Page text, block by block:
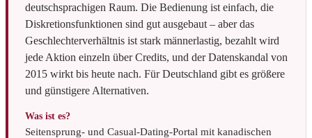
deutschsprachigen Raum. Die Bedienung ist einfach, die
Diskretionsfunktionen sind gut ausgebaut – aber das
Geschlechterverhältnis ist stark männerlastig, bezahlt wird
jede Aktion einzeln über Credits, und der Datenskandal von
2015 wirkt bis heute nach. Für Deutschland gibt es größere
und günstigere Alternativen.
Was ist es?
Seitensprung- und Casual-Dating-Portal mit kanadischen